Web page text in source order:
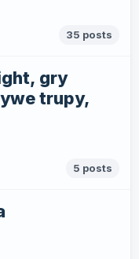
35 posts
gry
trupy,
5 posts